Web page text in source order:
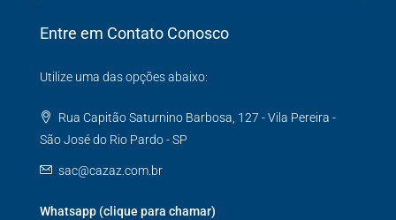
Entre em Contato Conosco
Utilize uma das opções abaixo:
Rua Capitão Saturnino Barbosa, 127 - Vila Pereira -
São José do Rio Pardo - SP
sac@cazaz.com.br
Whatsapp (clique para chamar)